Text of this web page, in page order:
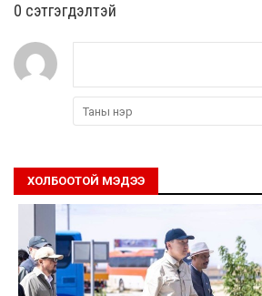
0 cэтгэгдэлтэй
ХОЛБООТОЙ МЭДЭЭ